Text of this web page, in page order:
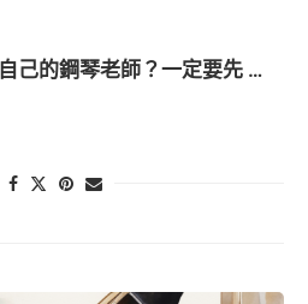
己的鋼琴老師？一定要先 …